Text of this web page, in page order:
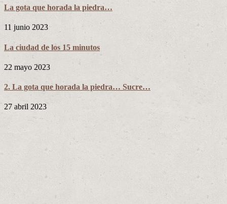
La gota que horada la piedra…
11 junio 2023
La ciudad de los 15 minutos
22 mayo 2023
2. La gota que horada la piedra… Sucre…
27 abril 2023